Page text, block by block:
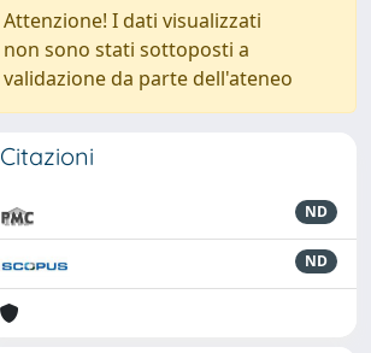
Attenzione! I dati visualizzati
non sono stati sottoposti a
validazione da parte dell'ateneo
Citazioni
ND
ND